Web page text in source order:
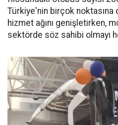
Türkiye'nin birçok
hizmet ağını genişletirken,
sektörde söz sahibi olmayı